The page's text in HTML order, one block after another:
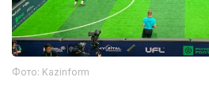
Фото: Kazinform